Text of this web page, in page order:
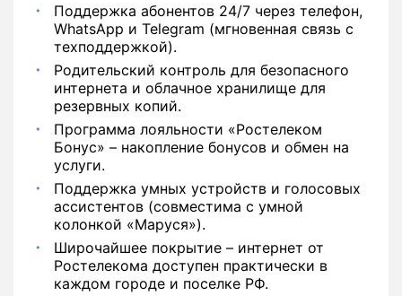
Поддержка абонентов 24/7 через телефон,
WhatsApp и Telegram (мгновенная связь с
техподдержкой).
Родительский контроль для безопасного
интернета и облачное хранилище для
резервных копий.
Программа лояльности «Ростелеком
Бонус» – накопление бонусов и обмен на
услуги.
Поддержка умных устройств и голосовых
ассистентов (совместима с умной
колонкой «Маруся»).
Широчайшее покрытие – интернет от
Ростелекома доступен практически в
каждом городе и поселке РФ.